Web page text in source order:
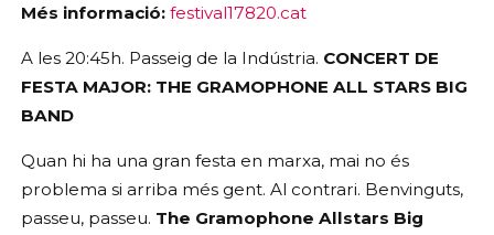
Més informació: festival17820.cat
A les 20:45h. Passeig de la Indústria. CONCERT DE
FESTA MAJOR: THE GRAMOPHONE ALL STARS BIG
BAND
Quan hi ha una gran festa en marxa, mai no és
problema si arriba més gent. Al contrari. Benvinguts,
passeu, passeu. The Gramophone Allstars Big